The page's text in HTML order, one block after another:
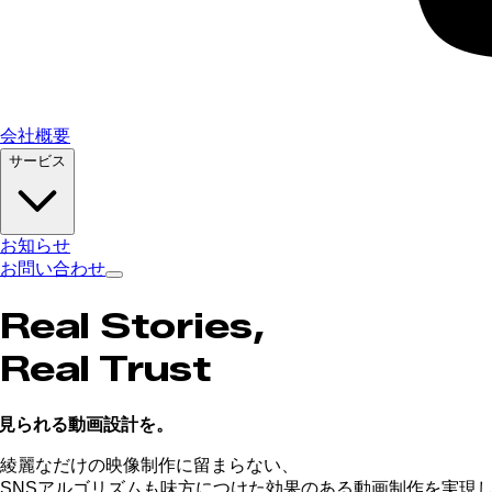
会社概要
サービス
お知らせ
お問い合わせ
Real Stories,
Real Trust
られる動画設計を。
綾麗なだけの映像制作に留まらない、
SNSアルゴリズムも味方につけた効果のある動画制作を実現